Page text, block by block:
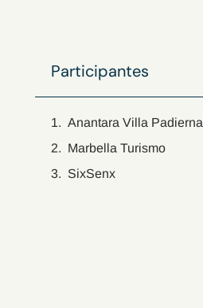
Participantes
Anantara Villa Padierna
Marbella Turismo
SixSenx